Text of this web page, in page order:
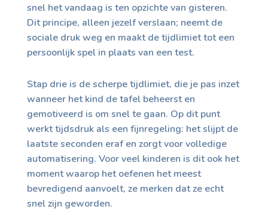
snel het vandaag is ten opzichte van gisteren.
Dit principe, alleen jezelf verslaan; neemt de
sociale druk weg en maakt de tijdlimiet tot een
persoonlijk spel in plaats van een test.
Stap drie is de scherpe tijdlimiet, die je pas inzet
wanneer het kind de tafel beheerst en
gemotiveerd is om snel te gaan. Op dit punt
werkt tijdsdruk als een fijnregeling: het slijpt de
laatste seconden eraf en zorgt voor volledige
automatisering. Voor veel kinderen is dit ook het
moment waarop het oefenen het meest
bevredigend aanvoelt, ze merken dat ze echt
snel zijn geworden.